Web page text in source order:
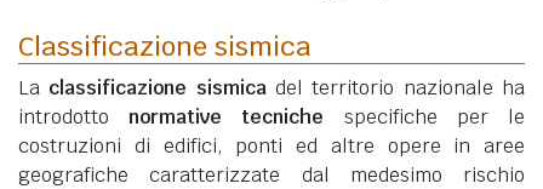
Classificazione sismica
La classificazione sismicadel territorio nazionale ha
introdotto normative tecniche specifiche per le
costruzioni di edifici, ponti ed altre opere in aree
geografiche caratterizzate dal medesimo rischio